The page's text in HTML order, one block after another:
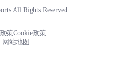
All Rights Reserved
策Cookie政策
网站地图